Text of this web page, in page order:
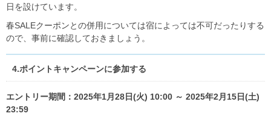
日を設けています。
春SALEクーポンとの併用については宿によっては不可だったりする
ので、事前に確認しておきましょう。
4.ポイントキャンペーンに参加する
エントリー期間：2025年1月28日(火) 10:00 ～ 2025年2月15日(土)
23:59